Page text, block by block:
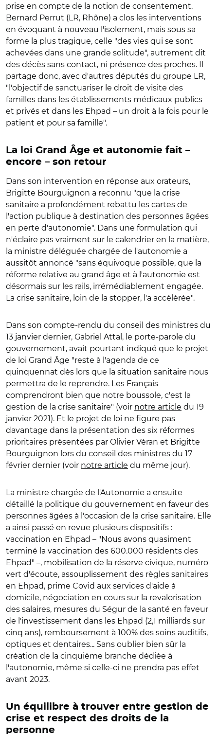
prise en compte de la notion de consentement.
Bernard Perrut (LR, Rhône) a clos les interventions
en évoquant à nouveau l'isolement, mais sous sa
forme la plus tragique, celle "des vies qui se sont
achevées dans une grande solitude", autrement dit
des décès sans contact, ni présence des proches. Il
partage donc, avec d'autres députés du groupe LR,
"l'objectif de sanctuariser le droit de visite des
familles dans les établissements médicaux publics
et privés et dans les Ehpad – un droit à la fois pour le
patient et pour sa famille".
La loi Grand Âge et autonomie fait –
encore – son retour
Dans son intervention en réponse aux orateurs,
Brigitte Bourguignon a reconnu "que la crise
sanitaire a profondément rebattu les cartes de
l'action publique à destination des personnes âgées
en perte d'autonomie". Dans une formulation qui
n'éclaire pas vraiment sur le calendrier en la matière,
la ministre déléguée chargée de l'autonomie a
aussitôt annoncé "sans équivoque possible, que la
réforme relative au grand âge et à l'autonomie est
désormais sur les rails, irrémédiablement engagée.
La crise sanitaire, loin de la stopper, l'a accélérée".
Dans son compte-rendu du conseil des ministres du
13 janvier dernier, Gabriel Attal, le porte-parole du
gouvernement, avait pourtant indiqué que le projet
de loi Grand Âge "reste à l'agenda de ce
quinquennat dès lors que la situation sanitaire nous
permettra de le reprendre. Les Français
comprendront bien que notre boussole, c'est la
gestion de la crise sanitaire" (voir notre article du 19
janvier 2021). Et le projet de loi ne figure pas
davantage dans la présentation des six réformes
prioritaires présentées par Olivier Véran et Brigitte
Bourguignon lors du conseil des ministres du 17
février dernier (voir notre article du même jour).
La ministre chargée de l'Autonomie a ensuite
détaillé la politique du gouvernement en faveur des
personnes âgées à l'occasion de la crise sanitaire. Elle
a ainsi passé en revue plusieurs dispositifs :
vaccination en Ehpad – "Nous avons quasiment
terminé la vaccination des 600.000 résidents des
Ehpad" –, mobilisation de la réserve civique, numéro
vert d'écoute, assouplissement des règles sanitaires
en Ehpad, prime Covid aux services d'aide à
domicile, négociation en cours sur la revalorisation
des salaires, mesures du Ségur de la santé en faveur
de l'investissement dans les Ehpad (2,1 milliards sur
cinq ans), remboursement à 100% des soins auditifs,
optiques et dentaires... Sans oublier bien sûr la
création de la cinquième branche dédiée à
l'autonomie, même si celle-ci ne prendra pas effet
avant 2023.
Un équilibre à trouver entre gestion de
crise et respect des droits de la
personne